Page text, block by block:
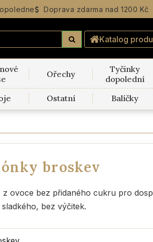
Doprava zdarma nad 1200 Kč
Katalog
Ořechy
Tyčinky
dopolední
Ostatní Balíčky
broskev
ovoce bez přidaného cukru pro
bez výčitek.